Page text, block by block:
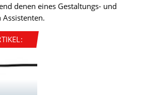
denen eines Gestaltungs- und